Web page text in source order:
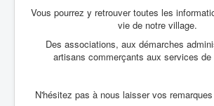
Vous pourrez y retrouver toutes les
vie de notre village.
Des associations, aux démarches
artisans commerçants aux services
N'hésitez pas à nous laisser vos